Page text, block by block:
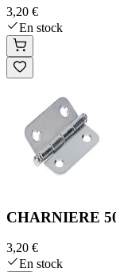
3,20 €
En stock
CHARNIERE
3,20 €
En stock